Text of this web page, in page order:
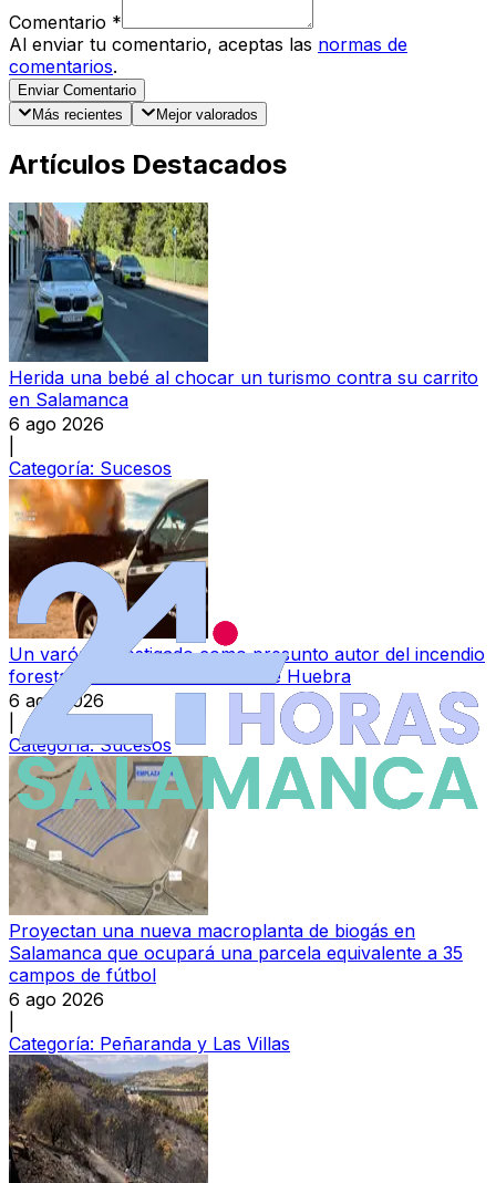
Comentario *
Al enviar tu comentario, aceptas las normas de
comentarios.
Enviar Comentario
Más recientes
Mejor valorados
Artículos Destacados
Herida una bebé al chocar un turismo contra su carrito
en Salamanca
6 ago 2026
Categoría: Sucesos
Un varón, investigado como presunto autor del incendio
forestal ocurrido en Berrocal de Huebra
6 ago 2026
Categoría:Sucesos
Proyectan una nueva macroplanta de biogás en
Salamanca que ocupará una parcela equivalente a 35
campos de fútbol
6 ago 2026
Categoría: Peñaranda y Las Villas